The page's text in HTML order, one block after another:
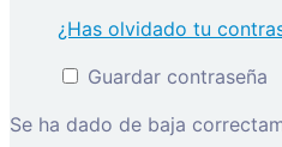
¿Has olvidado tu
Guardar contraseña
Se ha dado de baja